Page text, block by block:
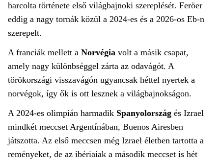
harcolta története első világbajnoki szereplését. Feröer
eddig a nagy tornák közül a 2024-es és a 2026-os Eb-n
szerepelt.
A franciák mellett a Norvégia volt a másik csapat,
amely nagy különbséggel zárta az odavágót. A
törökországi visszavágón ugyancsak héttel nyertek a
norvégok, így ők is ott lesznek a világbajnokságon.
A 2024-es olimpián harmadik Spanyolország és Izrael
mindkét meccset Argentínában, Buenos Airesben
játszotta. Az első meccsen még Izrael életben tartotta a
reményeket, de az ibériaiak a második meccset is hét